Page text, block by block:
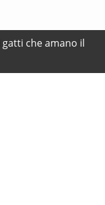
che amano il